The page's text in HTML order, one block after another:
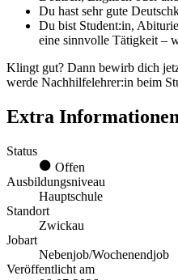
Du hast sehr gute
Du bist Student:in,
eine sinnvolle Tätigkeit –
Klingt gut? Dann bewirb dich
werde Nachhilfelehrer:in beim
Extra Informationen
Status
Offen
Ausbildungsniveau
Hauptschule
Standort
Zwickau
Jobart
Nebenjob/Wochenendjob
Veröffentlicht am